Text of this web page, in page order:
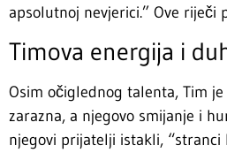
apsolutnoj nevjerici.” Ove riječi
Timova energija i
Osim očiglednog talenta, Tim
zarazna, a njegovo smijanje i
njegovi prijatelji istakli,